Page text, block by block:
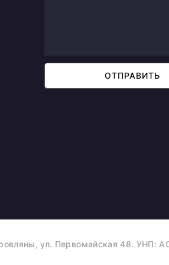
ОТПРАВИТЬ
ул. Первомайская 48. УНП: